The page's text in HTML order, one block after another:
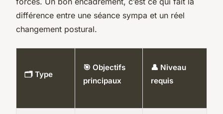
différence entre une séance sympa et un réel
changement postural.
🗂️ Type
🎯 Objectifs
principaux
👤 Niveau
requis